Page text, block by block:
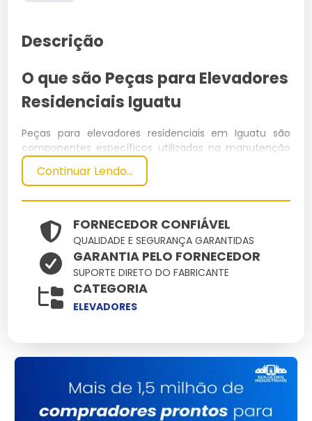
Descrição
O que são Peças para Elevadores
Residenciais Iguatu
Peças para elevadores residenciais em Iguatu são
componentes específicos utilizados na manutenção
e operação de elevadores domésticos. Elas garantem
o funcionamento seguro e eficiente dos sistemas de
Especificações Técnicas
Dimensões
(cm)
Peso
(kg)
MaterialCapacidadePotência
Variante
10 Aço inox
Benefícios
Alta durabilidade: prolonga a vida útil do elevador.
Fácil instalação: reduz o tempo necessário para
reparos.
Continuar Lendo...
FORNECEDOR CONFIÁVEL
QUALIDADE E SEGURANÇA GARANTIDAS
GARANTIA PELO FORNECEDOR
SUPORTE DIRETO DO FABRICANTE
CATEGORIA
ELEVADORES